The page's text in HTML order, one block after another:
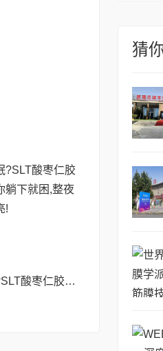
彻夜难眠?SLT酸枣仁胶囊——让你躺下就困,整夜安睡到天亮!
猜